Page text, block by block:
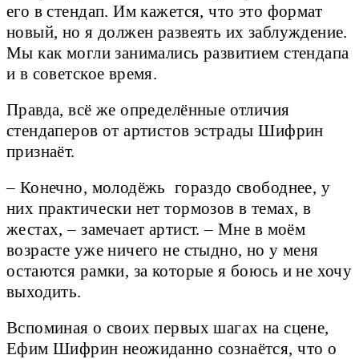
его в стендап. Им кажется, что это формат
новый, но я должен развеять их заблуждение.
Мы как могли занимались развитием стендапа
и в советское время.
Правда, всё же определённые отличия
стендаперов от артистов эстрады Шифрин
признаёт.
– Конечно, молодёжь гораздо свободнее, у
них практически нет тормозов в темах, в
жестах, – замечает артист. – Мне в моём
возрасте уже ничего не стыдно, но у меня
остаются рамки, за которые я боюсь и не хочу
выходить.
Вспоминая о своих первых шагах на сцене,
Ефим Шифрин неожиданно сознаётся, что о